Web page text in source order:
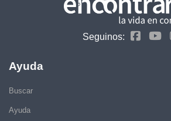
Seguinos:
Ayuda
Buscar
Ayuda